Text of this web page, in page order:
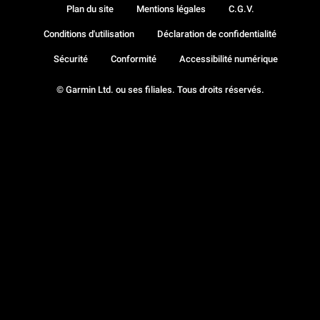
© Garmin Ltd. ou ses filiales. Tous droits réservés.
Plan du site Mentions légales C.G.V.
Conditions d'utilisation Déclaration de confidentialité
Sécurité Conformité Accessibilité numérique